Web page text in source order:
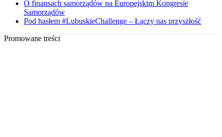
O finansach samorządów na Europejskim Kongresie
Samorządów
Pod hasłem #LubuskieChallenge – Łączy nas przyszłość
Promowane treści